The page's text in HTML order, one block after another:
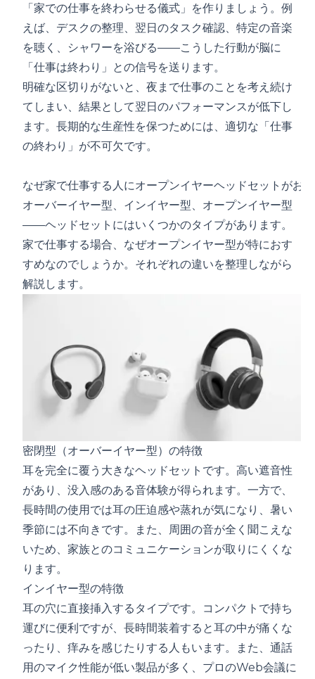
「家での仕事を終わらせる儀式」を作りましょう。例
えば、デスクの整理、翌日のタスク確認、特定の音楽
を聴く、シャワーを浴びる——こうした行動が脳に
「仕事は終わり」との信号を送ります。
明確な区切りがないと、夜まで仕事のことを考え続け
てしまい、結果として翌日のパフォーマンスが低下し
ます。長期的な生産性を保つためには、適切な「仕事
の終わり」が不可欠です。
なぜ家で仕事する人にオープンイヤーヘッドセットがお
オーバーイヤー型、インイヤー型、オープンイヤー型
——ヘッドセットにはいくつかのタイプがあります。
家で仕事する場合、なぜオープンイヤー型が特におす
すめなのでしょうか。それぞれの違いを整理しながら
解説します。
密閉型（オーバーイヤー型）の特徴
耳を完全に覆う大きなヘッドセットです。高い遮音性
があり、没入感のある音体験が得られます。一方で、
長時間の使用では耳の圧迫感や蒸れが気になり、暑い
季節には不向きです。また、周囲の音が全く聞こえな
いため、家族とのコミュニケーションが取りにくくな
ります。
インイヤー型の特徴
耳の穴に直接挿入するタイプです。コンパクトで持ち
運びに便利ですが、長時間装着すると耳の中が痛くな
ったり、痒みを感じたりする人もいます。また、通話
用のマイク性能が低い製品が多く、プロのWeb会議に